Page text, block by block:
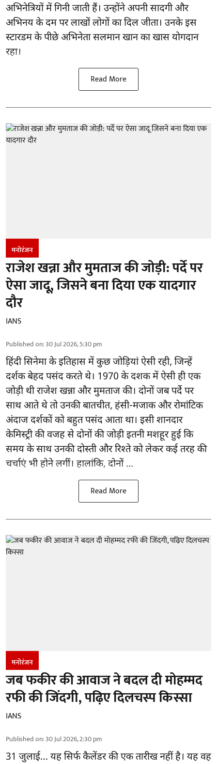
अभिनेत्रियों में गिनी जाती हैं। उन्होंने अपनी सादगी और
अभिनय के दम पर लाखों लोगों का दिल जीता। उनके इस
स्टारडम के पीछे अभिनेता सलमान खान का खास योगदान
रहा।
Read More
मनोरंजन
राजेश खन्ना और मुमताज की जोड़ी: पर्दे पर
ऐसा जादू, जिसने बना दिया एक यादगार
दौर
IANS
Published on:30 Jul 2026, 5:30 pm
हिंदी सिनेमा के इतिहास में कुछ जोड़ियां ऐसी रही, जिन्हें
दर्शक बेहद पसंद करते थे। 1970 के दशक में ऐसी ही एक
जोड़ी थी राजेश खन्ना और मुमताज की। दोनों जब पर्दे पर
साथ आते थे तो उनकी बातचीत, हंसी-मजाक और रोमांटिक
अंदाज दर्शकों को बहुत पसंद आता था। इसी शानदार
केमिस्ट्री की वजह से दोनों की जोड़ी इतनी मशहूर हुई कि
समय के साथ उनकी दोस्ती और रिश्ते को लेकर कई तरह की
चर्चाएं भी होने लगीं। हालांकि, दोनों ...
Read More
मनोरंजन
जब फकीर की आवाज ने बदल दी मोहम्मद
रफी की जिंदगी, पढ़िए दिलचस्प किस्सा
IANS
Published on:30 Jul 2026, 2:30 pm
31 जुलाई… यह सिर्फ कैलेंडर की एक तारीख नहीं है। यह वह